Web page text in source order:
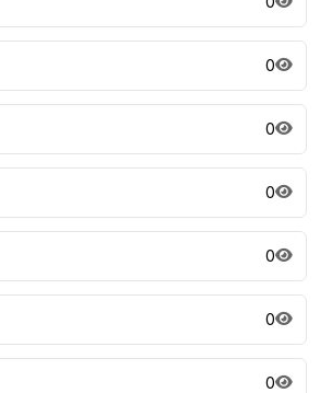
0
0
0
0
0
0